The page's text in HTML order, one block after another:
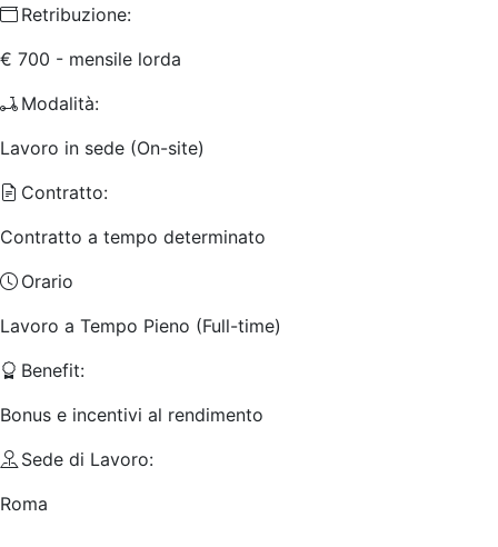
Retribuzione:
€ 700 - mensile lorda
Modalità:
Lavoro in sede (On-site)
Contratto:
Contratto a tempo determinato
Orario
Lavoro a Tempo Pieno (Full-time)
Benefit:
Bonus e incentivi al rendimento
Sede di Lavoro:
Roma